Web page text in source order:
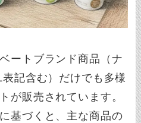
ートブランド商品（ナ
記含む）だけでも多様
が販売されています。
基づくと、主な商品の